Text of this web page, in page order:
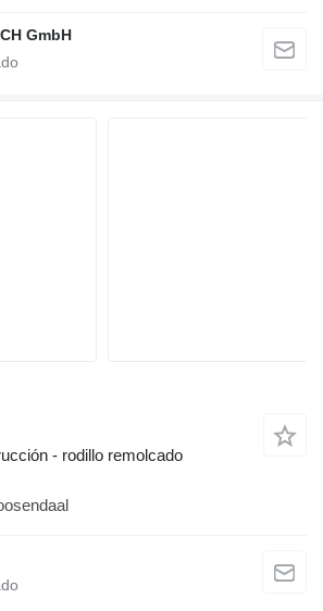
GmbH
- rodillo remolcado